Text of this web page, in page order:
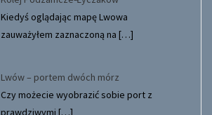
Kiedyś oglądając mapę Lwowa
zauważyłem zaznaczoną na […]
Lwów – portem dwóch mórz
Czy możecie wyobrazić sobie port z
prawdziwymi […]